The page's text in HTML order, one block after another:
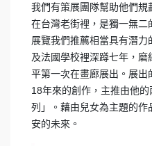
我們有策展團隊幫助他們
在台灣老街裡，是獨一無二
展覽我們推薦相當具有潛
及法國學校裡深蹲七年，
平第一次在畫廊展出。展
18年來的創作，主推由他
列」。藉由兒女為主題的
安的未來。